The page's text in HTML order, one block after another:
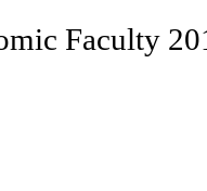
Faculty